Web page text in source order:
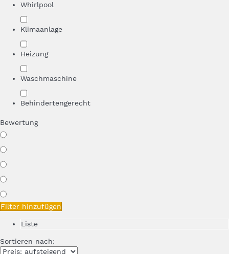
Whirlpool
Klimaanlage
Heizung
Waschmaschine
Behindertengerecht
Bewertung
Filter hinzufügen
Liste
Sortieren nach: